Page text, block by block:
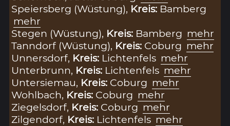
Speiersberg (Wüstung), Kreis: Bamberg
mehr
Stegen (Wüstung), Kreis: Bamberg mehr
Tanndorf (Wüstung), Kreis: Coburg mehr
Unnersdorf, Kreis: Lichtenfels mehr
Unterbrunn, Kreis: Lichtenfels mehr
Untersiemau, Kreis: Coburg mehr
Wohlbach, Kreis: Coburg mehr
Ziegelsdorf, Kreis: Coburg mehr
Zilgendorf, Kreis: Lichtenfels mehr